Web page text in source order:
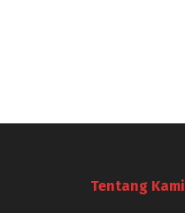
Tentang Kami